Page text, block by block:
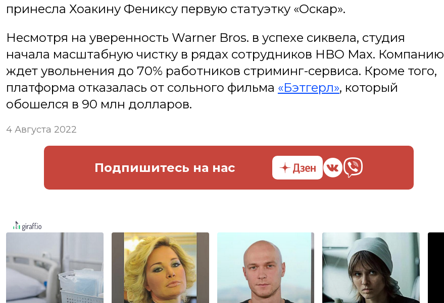
принесла Хоакину Фениксу первую статуэтку «Оскар».
Несмотря на уверенность Warner Bros. в успехе сиквела, студия
начала масштабную чистку в рядах сотрудников HBO Max. Компанию
ждет увольнения до 70% работников стриминг-сервиса. Кроме того,
платформа отказалась от сольного фильма «Бэтгерл», который
обошелся в 90 млн долларов.
4 Августа 2022
Подпишитесь на нас